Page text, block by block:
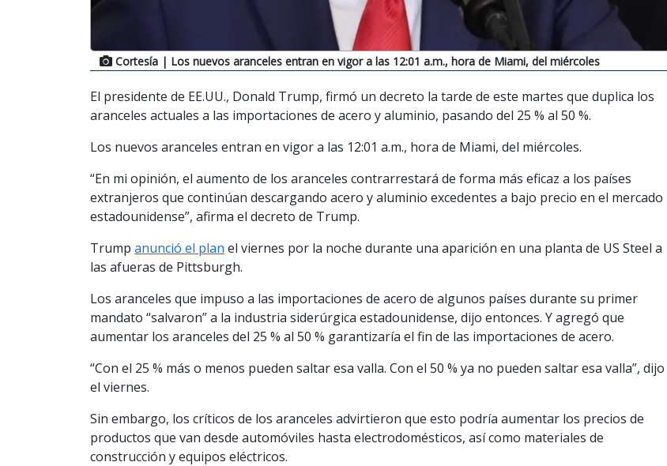
Cortesía | Los nuevos aranceles entran en vigor a las 12:01 a.m., hora de Miami, del miércoles
El presidente de EE.UU., Donald Trump, firmó un decreto la tarde de este martes que duplica los
aranceles actuales a las importaciones de acero y aluminio, pasando del 25 % al 50 %.
Los nuevos aranceles entran en vigor a las 12:01 a.m., hora de Miami, del miércoles.
“En mi opinión, el aumento de los aranceles contrarrestará de forma más eficaz a los países
extranjeros que continúan descargando acero y aluminio excedentes a bajo precio en el mercado
estadounidense”, afirma el decreto de Trump.
Trump anunció el plan el viernes por la noche durante una aparición en una planta de US Steel a
las afueras de Pittsburgh.
Los aranceles que impuso a las importaciones de acero de algunos países durante su primer
mandato “salvaron” a la industria siderúrgica estadounidense, dijo entonces. Y agregó que
aumentar los aranceles del 25 % al 50 % garantizaría el fin de las importaciones de acero.
“Con el 25 % más o menos pueden saltar esa valla. Con el 50 % ya no pueden saltar esa valla”, dijo
el viernes.
Sin embargo, los críticos de los aranceles advirtieron que esto podría aumentar los precios de
productos que van desde automóviles hasta electrodomésticos, así como materiales de
construcción y equipos eléctricos.